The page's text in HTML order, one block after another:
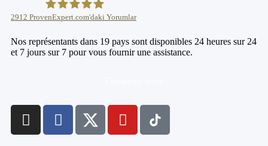
Haartransplantation Istanbul |Dr.Acar aus Istanbul
2912 ProvenExpert.com'daki Yorumlar
Nos représentants dans 19 pays sont disponibles 24 heures sur 24
et 7 jours sur 7 pour vous fournir une assistance.